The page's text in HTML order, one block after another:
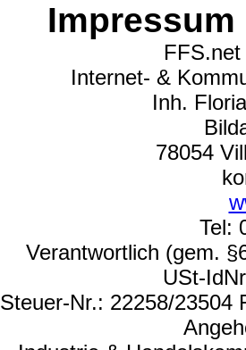
Impressum
Internet- &
Inh.
78054
Tel:
Verantwortlich (gem.
USt-
Steuer-Nr.: 22258/23504